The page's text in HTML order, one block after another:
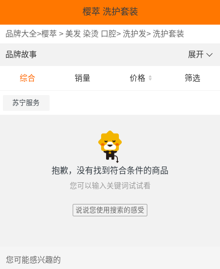
樱萃 洗护套装
品牌大全>樱萃 > 美发 染烫 口腔>洗护发>洗护套装
品牌故事 展开
综合 销量 价格 筛选
苏宁服务
抱歉，没有找到符合条件的商品
您可以输入关键词试试看
说说您使用搜索的感受
您可能感兴趣的